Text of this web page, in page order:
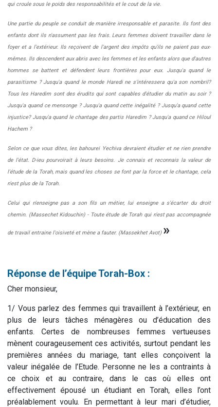
qui croule sous le poids des responsabilités et le cout de la vie.
Une partie du peuple se conduit de manière irresponsable et parasite. Ils font des
enfants dont ils n'assument pas les frais. Leurs femmes doivent travailler dans le
foyer et a l'extérieur. Ils reçoivent de l'argent des impôts qu'ils ne paient pas eux-
mêmes. Ils descendent aux abris avec les femmes et les enfants alors que d'autres
hommes se battent et défendent leurs frontières pour eux. Jusqu'a quand le
parasitisme ? Jusqu'a quand le monde Haredi ne s'intéressera qu'a son nombril?
Tous les Haredim sont des érudits qui sont capables d'étudier du matin au soir ?
Jusqu'a quand ce mensonge ? Jusqu'a quand cette inégalité ? Jusqu'a quand cette
injustice? Jusqu'a quand le chantage des partis Haredim ? Jusqu'a quand ce Hiloul
Hachem ?
Selon ce que vous dites, les bahourei Yechiva devraient étudier et ne rien prendre
de l'état. D-ieu pourvoirait à leurs besoins. Je connais et reconnais la valeur de
l'étude de la Torah, mais quand les choses se font par la force et le chantage, cela
n'est plus de la Torah.
Celui qui n'enseigne pas a son fils un métier, lui enseigne a s'écarter du droit
chemin. (Massechet Kidouchin) - Toute étude de Torah qui n'est pas accompagnée
de travail entraine l'oisiveté et mène a fauter. (Massekhet Avot) »
Réponse de l’équipe Torah-Box :
Cher monsieur,
1/ Vous parlez des femmes qui travaillent à l’extérieur, en
plus de leurs tâches ménagères ou d’éducation des
enfants. Certes de nombreuses femmes vertueuses
mènent courageusement ces activités, surtout pendant les
premières années du mariage, tant elles conçoivent la
valeur inégalée de l’Etude. Personne ne les a contraints à
ce choix et au contraire, dans le cas où elles ont
effectivement épousé un étudiant en Torah, elles l’ont
préalablement voulu. En permettant à leur mari d’étudier,